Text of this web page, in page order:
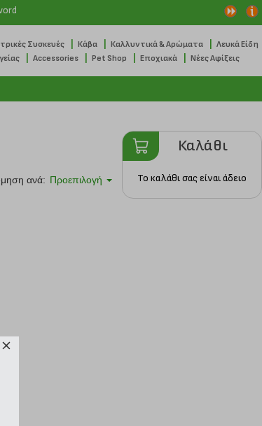
Συσκευές Κάβα Καλλυντικά & Αρώματα Λευκά Είδη
Accessories Pet Shop Εποχιακά Νέες Αφίξεις
ανά: Προεπιλογή
Καλάθι
Το καλάθι σας είναι άδειο